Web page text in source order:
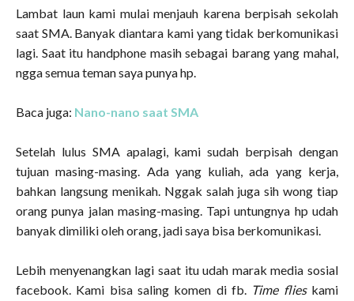
Lambat laun kami mulai menjauh karena berpisah sekolah
saat SMA. Banyak diantara kami yang tidak berkomunikasi
lagi. Saat itu handphone masih sebagai barang yang mahal,
ngga semua teman saya punya hp.
Baca juga: Nano-nano saat SMA
Setelah lulus SMA apalagi, kami sudah berpisah dengan
tujuan masing-masing. Ada yang kuliah, ada yang kerja,
bahkan langsung menikah. Nggak salah juga sih wong tiap
orang punya jalan masing-masing. Tapi untungnya hp udah
banyak dimiliki oleh orang, jadi saya bisa berkomunikasi.
Lebih menyenangkan lagi saat itu udah marak media sosial
facebook. Kami bisa saling komen di fb. Time flieskami